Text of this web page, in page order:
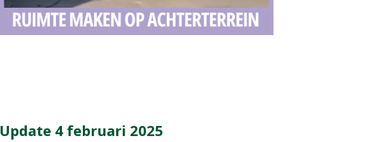
Update 4 februari 2025